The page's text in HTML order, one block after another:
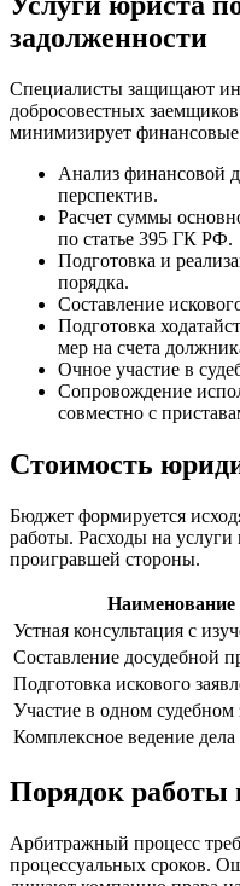
задолженности
Специалисты защищают
добросовестных
минимизирует
Анализ финансовой
перспектив.
Расчет суммы
по статье 395 ГК РФ.
Подготовка и
порядка.
Составление
Подготовка
мер на счета
Очное участие в
Сопровождение
совместно с
Стоимость
Бюджет формируется
работы. Расходы на услуги
проигравшей стороны.
Наименование
Устная консультация с
Составление досудебной
Подготовка искового
Участие в одном судебном
Комплексное ведение
Порядок работы
Арбитражный процесс
процессуальных сроков.